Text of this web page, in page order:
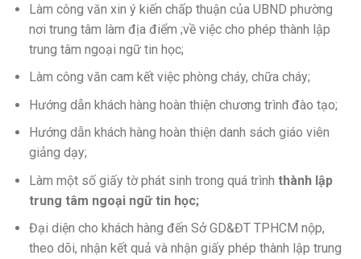
Làm công văn xin ý kiến chấp thuận của UBND phường
nơi trung tâm làm địa điểm ;về việc cho phép thành lập
trung tâm ngoại ngữ tin học;
Làm công văn cam kết việc phòng cháy, chữa cháy;
Hướng dẫn khách hàng hoàn thiện chương trình đào tạo;
Hướng dẫn khách hàng hoàn thiện danh sách giáo viên
giảng dạy;
Làm một số giấy tờ phát sinh trong quá trình thành lập
trung tâm ngoại ngữ tin học;
Đại diện cho khách hàng đến Sở GD&ĐT TPHCM nộp,
theo dõi, nhận kết quả và nhận giấy phép thành lập trung